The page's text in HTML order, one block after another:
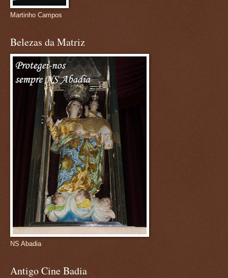
Martinho Campos
Belezas da Matriz
NS Abadia
Antigo Cine Badia